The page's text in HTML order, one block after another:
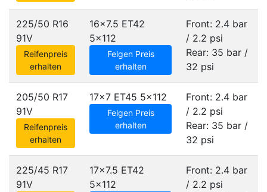
225/50 R16
91V
Reifenpreis
erhalten
16x7.5 ET42
5x112
Felgen Preis
erhalten
Front: 2.4 bar
/ 2.2 psi
Rear: 35 bar /
32 psi
205/50 R17
91V
Reifenpreis
erhalten
17x7 ET45 5x112
Felgen Preis
erhalten
Front: 2.4 bar
/ 2.2 psi
Rear: 35 bar /
32 psi
225/45 R17
91V
17x7.5 ET42
5x112
Front: 2.4 bar
/ 2.2 psi